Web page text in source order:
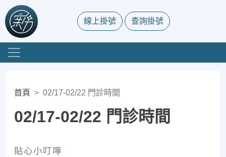
線上掛號 查詢掛號
首頁 02/17-02/22 門診時間
02/17-02/22 門診時間
貼心小叮嚀